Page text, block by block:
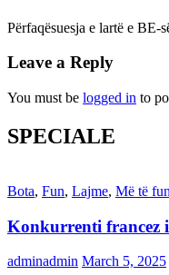
Përfaqësuesja e lartë e
Leave a Reply
You must be logged in to
SPECIALE
Bota, Fun, Lajme, Më të
Konkurrenti francez
adminadmin March 5, 2025